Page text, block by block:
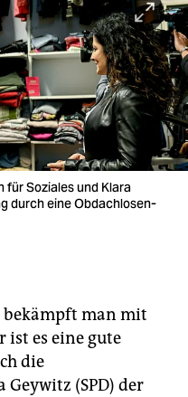
für Soziales und Klara
durch eine Obdachlosen-
man mit
ist es eine gute
die
(SPD) der